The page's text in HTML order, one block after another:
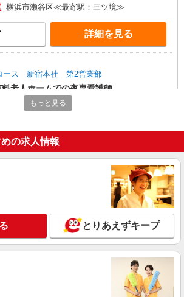
横浜市瀬谷区≪最寄駅：三ツ境≫
詳細を見る
ース 新宿本社 第2営業部
料老人ホームでの夜専看護師
1夜勤：34000円〜35700円 ※資格や経験など
神奈川県横浜市瀬谷区
詳細を見る
ース 新宿本社 第2営業部
別養護老人ホームでの看護師
時給：1800〜2000円 ※資格・経験などにより
る
神奈川県横浜市瀬谷区
詳細を見る
もっと見る
の求人情報
とりあえずキープ